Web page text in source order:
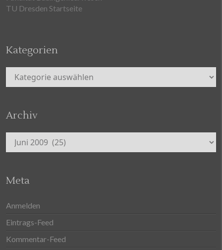
TU Dresden Startseite
Kategorien
Kategorien
Archiv
Archiv
Meta
Anmelden
Eintrags-Feed
Kommentar-Feed